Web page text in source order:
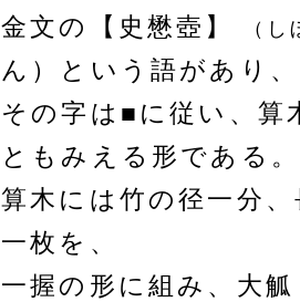
金文の【史懋壺】
（し
ん）という語があり、
その字は■に従い、算
ともみえる形である。
算木には竹の径一分
一枚を、
一握の形に組み、大